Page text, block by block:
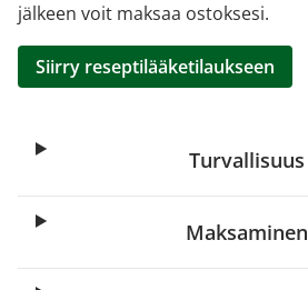
jälkeen voit maksaa ostoksesi.
Siirry reseptilääketilaukseen
Turvallisuus
Maksaminen